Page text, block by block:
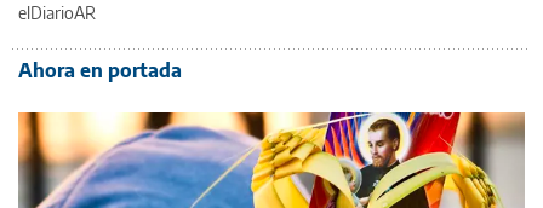
elDiarioAR
Ahora en portada